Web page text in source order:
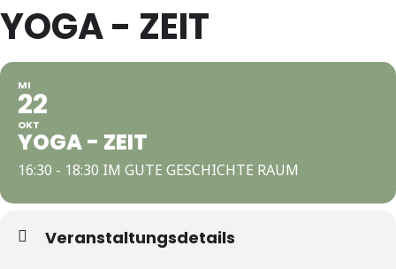
YOGA - ZEIT
MI
22
OKT
YOGA - ZEIT
16:30 - 18:30 IM GUTE GESCHICHTE RAUM
Veranstaltungsdetails